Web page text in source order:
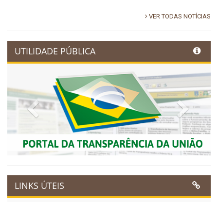
VER TODAS NOTÍCIAS
UTILIDADE PÚBLICA
Previous Next
LINKS ÚTEIS